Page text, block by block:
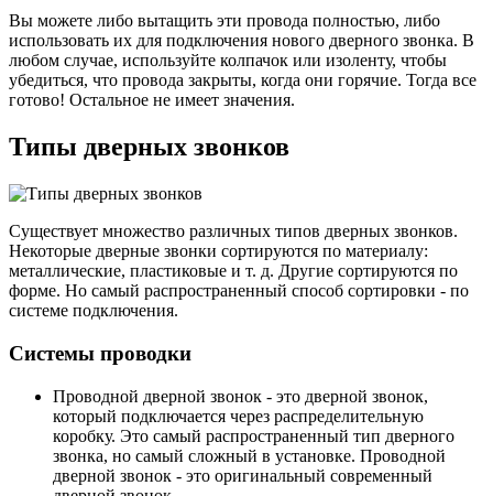
Вы можете либо вытащить эти провода полностью, либо
использовать их для подключения нового дверного звонка. В
любом случае, используйте колпачок или изоленту, чтобы
убедиться, что провода закрыты, когда они горячие. Тогда все
готово! Остальное не имеет значения.
Типы дверных звонков
Существует множество различных типов дверных звонков.
Некоторые дверные звонки сортируются по материалу:
металлические, пластиковые и т. д. Другие сортируются по
форме. Но самый распространенный способ сортировки - по
системе подключения.
Системы проводки
Проводной дверной звонок - это дверной звонок,
который подключается через распределительную
коробку. Это самый распространенный тип дверного
звонка, но самый сложный в установке. Проводной
дверной звонок - это оригинальный современный